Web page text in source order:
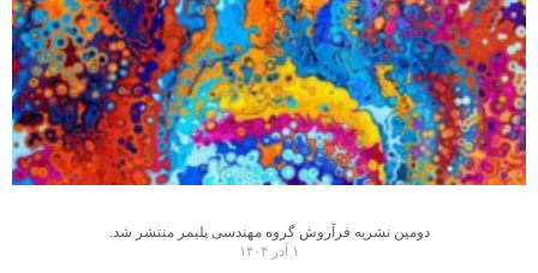
دومین نشریه فرآروش گروه مهندسی پلیمر منتشر شد.
۱ آذر ۱۴۰۴